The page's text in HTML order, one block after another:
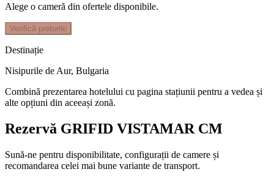
Alege o cameră din ofertele disponibile.
Verifică prețurile
Destinație
Nisipurile de Aur, Bulgaria
Combină prezentarea hotelului cu pagina stațiunii pentru a vedea și
alte opțiuni din aceeași zonă.
Rezervă GRIFID VISTAMAR CM
Sună-ne pentru disponibilitate, configurații de camere și
recomandarea celei mai bune variante de transport.